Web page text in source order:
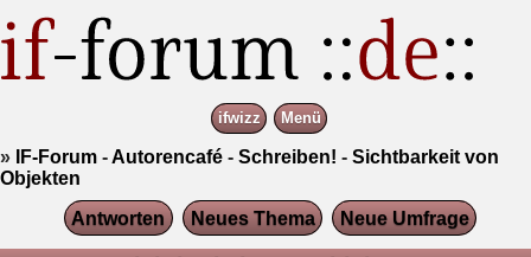
ifwizz Menü
» IF-Forum -Autorencafé - Schreiben! - Sichtbarkeit von
Objekten
Antworten
Neues Thema Neue Umfrage